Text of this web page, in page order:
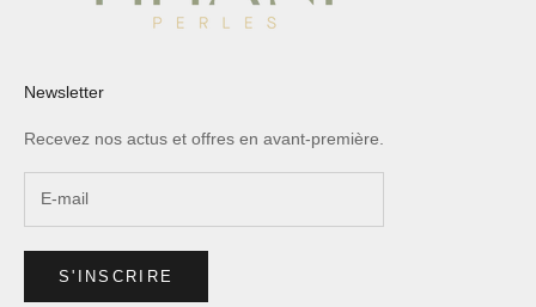
Newsletter
Recevez nos actus et offres en avant-première.
S'INSCRIRE